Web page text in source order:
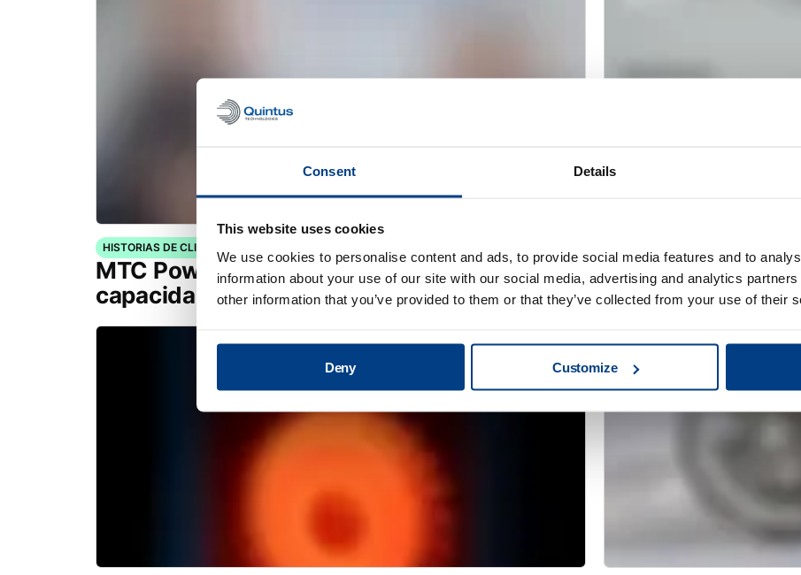
Consent Details
This website uses cookies
We use cookies to personalise content and ads, to provide social media features and to
information about your use of our site with our social media, advertising and analytics
other information that you’ve provided to them or that they’ve collected from your use of their
Deny Customize
HISTORIAS DE CLIENTES
MTC Powder Solutions amplía las
capacidades PM-HIP con Quintus QIH 286
Prensado
metal AM